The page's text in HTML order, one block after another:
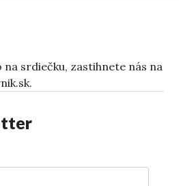
srdiečku, zastihnete nás na